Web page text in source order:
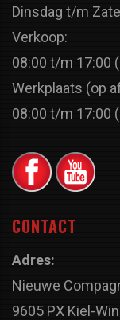
Dinsdag t/m
Verkoop:
08:00 t/m 17:00
Werkplaats (op
08:00 t/m 17:00
CONTACT
Adres:
Nieuwe
9605 PX Kiel-